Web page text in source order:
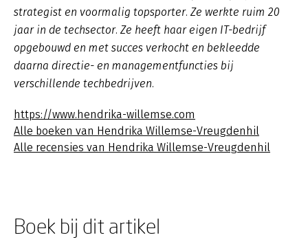
strategist en voormalig topsporter. Ze werkte ruim 20
jaar in de techsector. Ze heeft haar eigen IT-bedrijf
opgebouwd en met succes verkocht en bekleedde
daarna directie- en managementfuncties bij
verschillende techbedrijven.
https://www.hendrika-willemse.com
Alle boeken van Hendrika Willemse-Vreugdenhil
Alle recensies van Hendrika Willemse-Vreugdenhil
Boek bij dit artikel